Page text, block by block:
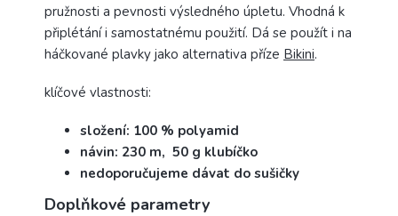
pružnosti a pevnosti výsledného úpletu. Vhodná k
připlétání i samostatnému použití. Dá se použít i na
háčkované plavky jako alternativa příze Bikini.
klíčové vlastnosti:
složení: 100 % polyamid
návin: 230 m, 50 g klubíčko
nedoporučujeme dávat do sušičky
Doplňkové parametry